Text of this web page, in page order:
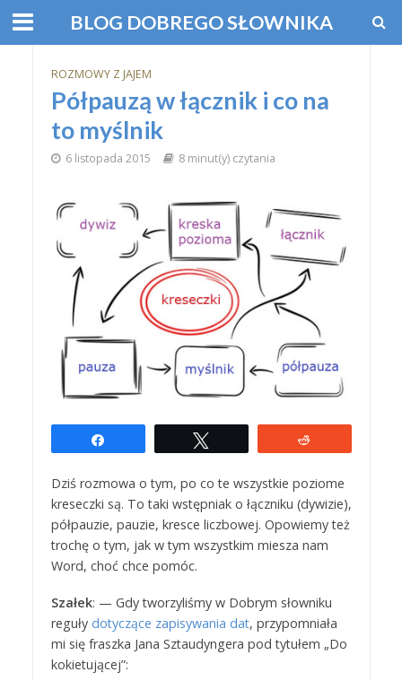
BLOG DOBREGO SŁOWNIKA
ROZMOWY Z JAJEM
Półpauzą w łącznik i co na
to myślnik
6 listopada 2015 8 minut(y) czytania
Dziś rozmowa o tym, po co te wszystkie poziome
kreseczki są. To taki wstępniak o łączniku (dywizie),
półpauzie, pauzie, kresce liczbowej. Opowiemy też
trochę o tym, jak w tym wszystkim miesza nam
Word, choć chce pomóc.
Szałek: — Gdy tworzyliśmy w Dobrym słowniku
reguły dotyczące zapisywania dat, przypomniała
mi się fraszka Jana Sztaudyngera pod tytułem „Do
kokietującej”: